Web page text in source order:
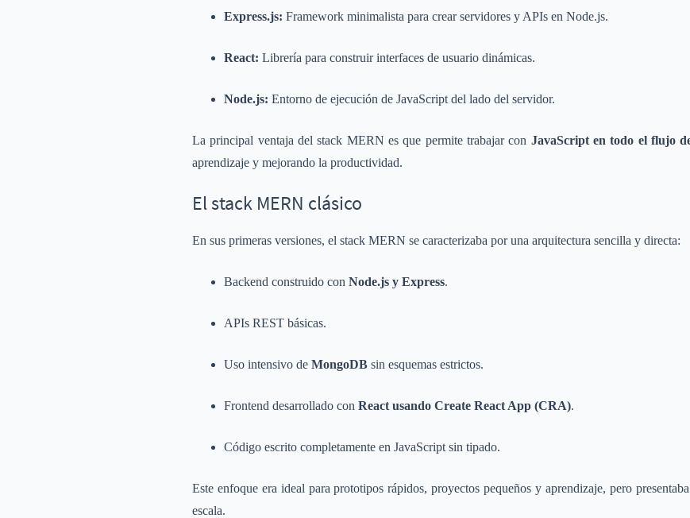
Express.js: Framework minimalista para crear servidores y APIs en Node.js.
React: Librería para construir interfaces de usuario dinámicas.
Node.js: Entorno de ejecución de JavaScript del lado del servidor.
La principal ventaja del stack MERN es que permite trabajar con JavaScript en todo el flujo
aprendizaje y mejorando la productividad.
El stack MERN clásico
En sus primeras versiones, el stack MERN se caracterizaba por una arquitectura sencilla y directa:
Backend construido con Node.js y Express.
APIs REST básicas.
Uso intensivo de MongoDB sin esquemas estrictos.
Frontend desarrollado con React usando Create React App (CRA).
Código escrito completamente en JavaScript sin tipado.
Este enfoque era ideal para prototipos rápidos, proyectos pequeños y aprendizaje, pero
escala.